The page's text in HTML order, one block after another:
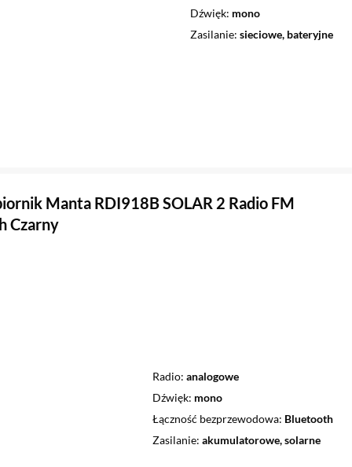
Dźwięk mono
Zasilanie sieciowe, bateryjne
Manta RDI918B SOLAR 2 Radio FM
Czarny
Radio analogowe
Dźwięk mono
Łączność bezprzewodowa Bluetooth
Zasilanie akumulatorowe, solarne